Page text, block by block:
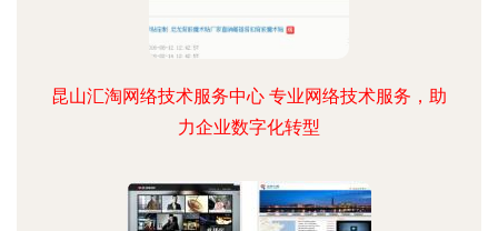
昆山汇淘网络技术服务中心 专业网络技术服务，助
力企业数字化转型